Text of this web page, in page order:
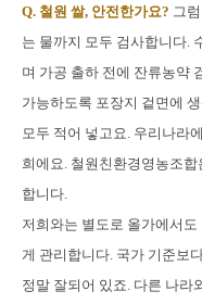
Q. 철원 쌀, 안전한가요? 그
는 물까지 모두 검사합니다.
며 가공 출하 전에 잔류농약
가능하도록 포장지 겉면에
모두 적어 넣고요. 우리나라
희에요. 철원친환경영농조
합니다.
저희와는 별도로 올가에서
게 관리합니다. 국가 기준보
정말 잘되어 있죠. 다른 나라